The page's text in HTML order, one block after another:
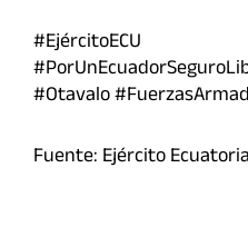
#Otavalo
Fuente: Ejército